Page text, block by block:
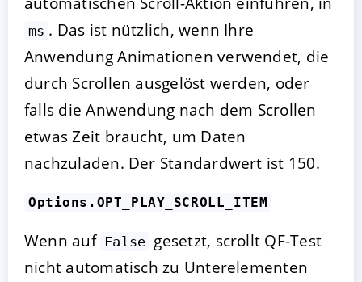
ms . Das ist nützlich, wenn Ihre
Anwendung Animationen verwendet, die
durch Scrollen ausgelöst werden, oder
falls die Anwendung nach dem Scrollen
etwas Zeit braucht, um Daten
nachzuladen. Der Standardwert ist 150.
Options.OPT_PLAY_SCROLL_ITEM
Wenn auf False gesetzt, scrollt QF-Test
nicht automatisch zu Unterelementen